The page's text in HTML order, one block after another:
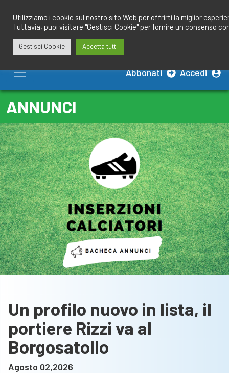
contenuto
Abbonati Accedi
ANNUNCI
Un profilo nuovo in lista, il
portiere Rizzi va al
Borgosatollo
Agosto 02,2026
Utilizziamo i cookie sul nostro sito Web per offrirti la miglior
Tuttavia, puoi visitare "Gestisci Cookie" per fornire un consenso
Gestisci Cookie Accetta tutti